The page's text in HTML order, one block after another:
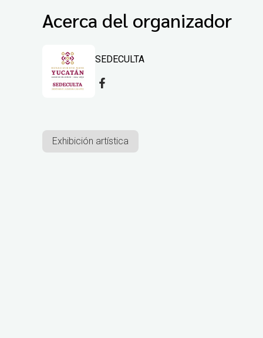
Acerca del organizador
SEDECULTA
Exhibición artística